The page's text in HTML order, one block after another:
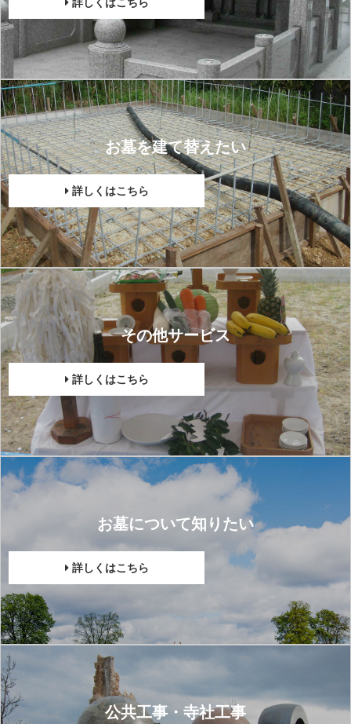
お墓を建て替えたい
詳しくはこちら
その他サービス
詳しくはこちら
お墓について知りたい
詳しくはこちら
公共工事・寺社工事